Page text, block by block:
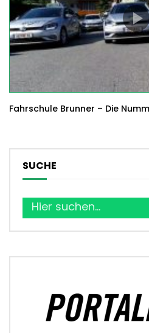
Fahrschule Brunner – Die
SUCHE